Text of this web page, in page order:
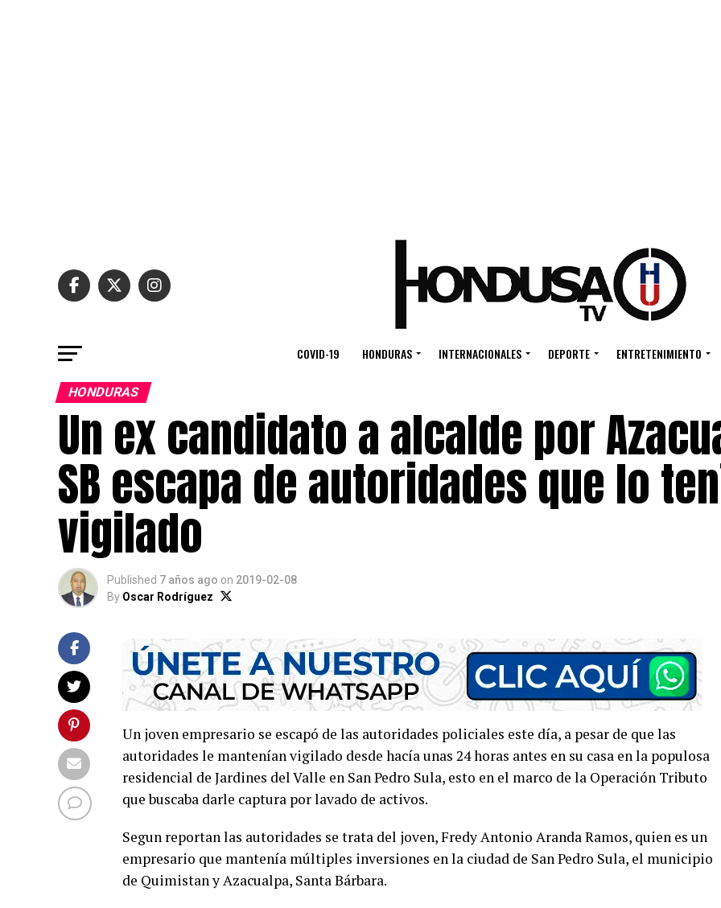
COVID-19 HONDURAS INTERNACIONALES DEPORTE ENTRETENIMIENTO
HONDURAS
Un ex candidato a alcalde por
SB escapa de autoridades que lo
vigilado
Published 7 años ago on 2019-02-08
By Oscar Rodríguez
Un joven empresario se escapó de las autoridades policiales este día, a pesar de que las
autoridades le mantenían vigilado desde hacía unas 24 horas antes en su casa en la populosa
residencial de Jardines del Valle en San Pedro Sula, esto en el marco de la Operación Tributo
que buscaba darle captura por lavado de activos.
Segun reportan las autoridades se trata del joven, Fredy Antonio Aranda Ramos, quien es un
empresario que mantenía múltiples inversiones en la ciudad de San Pedro Sula, el municipio
de Quimistan y Azacualpa, Santa Bárbara.